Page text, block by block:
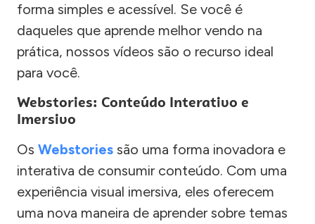
forma simples e acessível. Se você é
daqueles que aprende melhor vendo na
prática, nossos vídeos são o recurso ideal
para você.
Webstories: Conteúdo Interativo e
Imersivo
Os Webstories são uma forma inovadora e
interativa de consumir conteúdo. Com uma
experiência visual imersiva, eles oferecem
uma nova maneira de aprender sobre temas